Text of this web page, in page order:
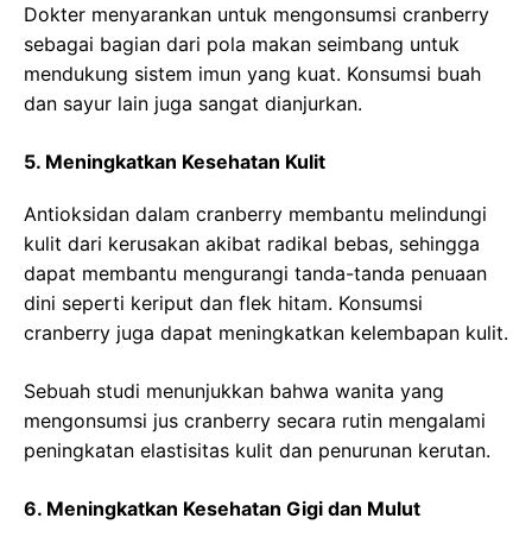
Dokter menyarankan untuk mengonsumsi cranberry
sebagai bagian dari pola makan seimbang untuk
mendukung sistem imun yang kuat. Konsumsi buah
dan sayur lain juga sangat dianjurkan.
5. Meningkatkan Kesehatan Kulit
Antioksidan dalam cranberry membantu melindungi
kulit dari kerusakan akibat radikal bebas, sehingga
dapat membantu mengurangi tanda-tanda penuaan
dini seperti keriput dan flek hitam. Konsumsi
cranberry juga dapat meningkatkan kelembapan kulit.
Sebuah studi menunjukkan bahwa wanita yang
mengonsumsi jus cranberry secara rutin mengalami
peningkatan elastisitas kulit dan penurunan kerutan.
6. Meningkatkan Kesehatan Gigi dan Mulut